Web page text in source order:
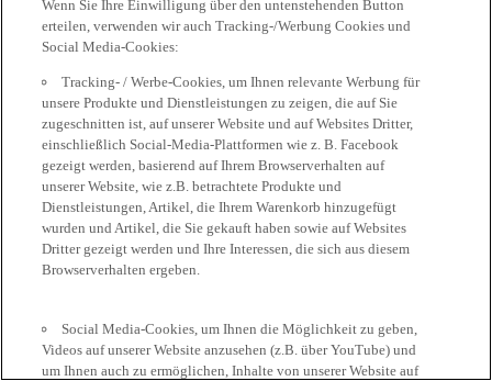
Wenn Sie Ihre Einwilligung über den untenstehenden Button
erteilen, verwenden wir auch Tracking-/Werbung Cookies und
Social Media-Cookies:
Tracking- / Werbe-Cookies, um Ihnen relevante Werbung für
unsere Produkte und Dienstleistungen zu zeigen, die auf Sie
zugeschnitten ist, auf unserer Website und auf Websites Dritter,
einschließlich Social-Media-Plattformen wie z. B. Facebook
gezeigt werden, basierend auf Ihrem Browserverhalten auf
unserer Website, wie z.B. betrachtete Produkte und
Dienstleistungen, Artikel, die Ihrem Warenkorb hinzugefügt
wurden und Artikel, die Sie gekauft haben sowie auf Websites
Dritter gezeigt werden und Ihre Interessen, die sich aus diesem
Browserverhalten ergeben.
Social Media-Cookies, um Ihnen die Möglichkeit zu geben,
Videos auf unserer Website anzusehen (z.B. über YouTube) und
um Ihnen auch zu ermöglichen, Inhalte von unserer Website auf